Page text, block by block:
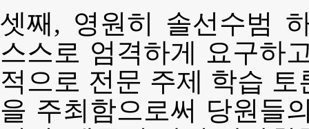
셋째, 영원히 솔선수범
스스로 엄격하게 요구하
적으로 전문 주제 학습
을 주최함으로써 당원들